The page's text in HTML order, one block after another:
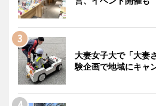
大妻女子大で「大
験企画で地域にキャ